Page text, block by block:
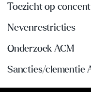
Toezicht op
Nevenrestricties
Onderzoek ACM
Sancties/clementie